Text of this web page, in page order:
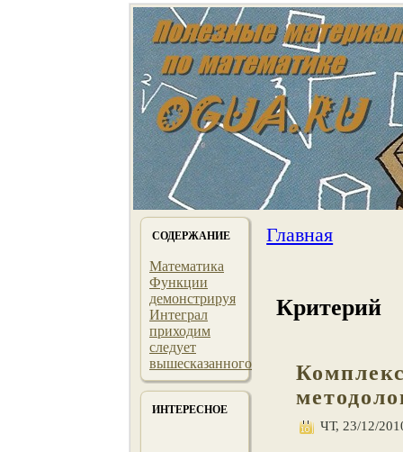
СОДЕРЖАНИЕ
Математика
Функции
демонстрируя
Интеграл
приходим
следует
вышесказанного
ИНТЕРЕСНОЕ
Главная
Критерий
ЧТ, 23/12/